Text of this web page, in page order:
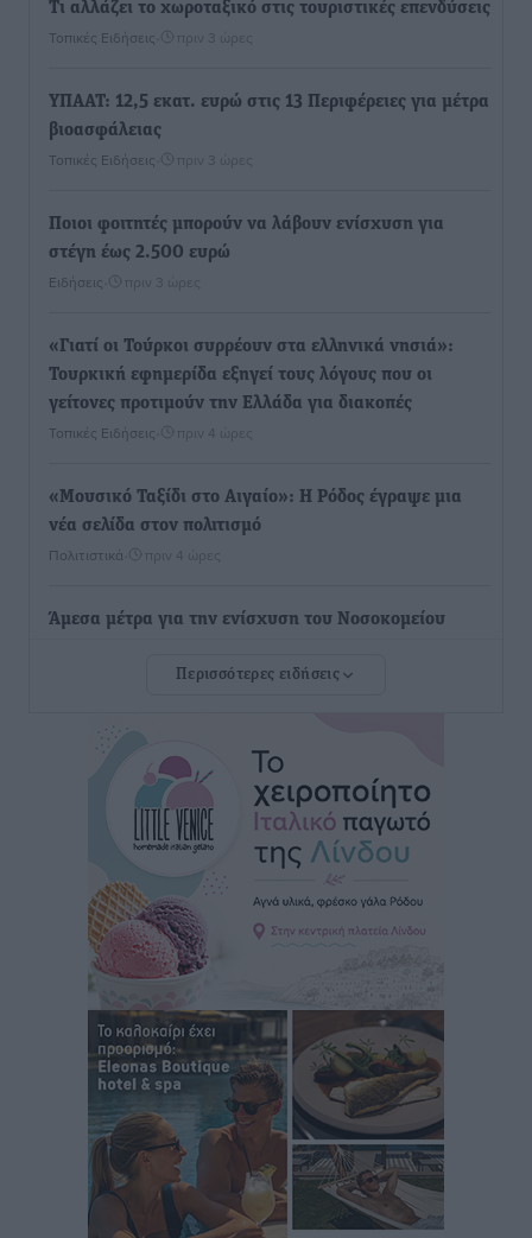
Τι αλλάζει το χωροταξικό στις τουριστικές επενδύσεις
Τοπικές Ειδήσεις πριν 3 ώρες
ΥΠΑΑΤ: 12,5 εκατ. ευρώ στις 13 Περιφέρειες για μέτρα
βιοασφάλειας
Τοπικές Ειδήσεις πριν 3 ώρες
Ποιοι φοιτητές μπορούν να λάβουν ενίσχυση για
στέγη έως 2.500 ευρώ
Ειδήσεις πριν 3 ώρες
«Γιατί οι Τούρκοι συρρέουν στα ελληνικά νησιά»:
Τουρκική εφημερίδα εξηγεί τους λόγους που οι
γείτονες προτιμούν την Ελλάδα για διακοπές
Τοπικές Ειδήσεις πριν 4 ώρες
«Μουσικό Ταξίδι στο Αιγαίο»: Η Ρόδος έγραψε μια
νέα σελίδα στον πολιτισμό
Πολιτιστικά πριν 4 ώρες
Άμεσα μέτρα για την ενίσχυση του Νοσοκομείου
ανακοίνωσε ο Άδωνις Γεωργιάδης
Iατρικός Σύλλογος Ροδου προς Α. Γεωργιάδη:
Στρατηγικές Προτάσεις για την Ενίσχυση της
Δημόσιας Υγείας στη Νησιωτική Ελλάδα και στα
Νοσοκομεία της Γ΄ Ζώνης
Τοπικές Ειδήσεις πριν 4 ώρες
Πάνθηρες: Ξεκίνησαν αισιόδοξοι για την παρθενική
“πτήση” τους
Αθλητικά• πριν 4 ώρες
Άρης Αρχαγγέλου: Στο πλευρό του άτυχου Ιάκωβου
Αθλητικά• πριν 5 ώρες
Φοίβος: Η μεγάλη επιστροφή του Μπρένο Σαλβατιέρα
πριν 5 ώρες
Περισσότερες ειδήσεις